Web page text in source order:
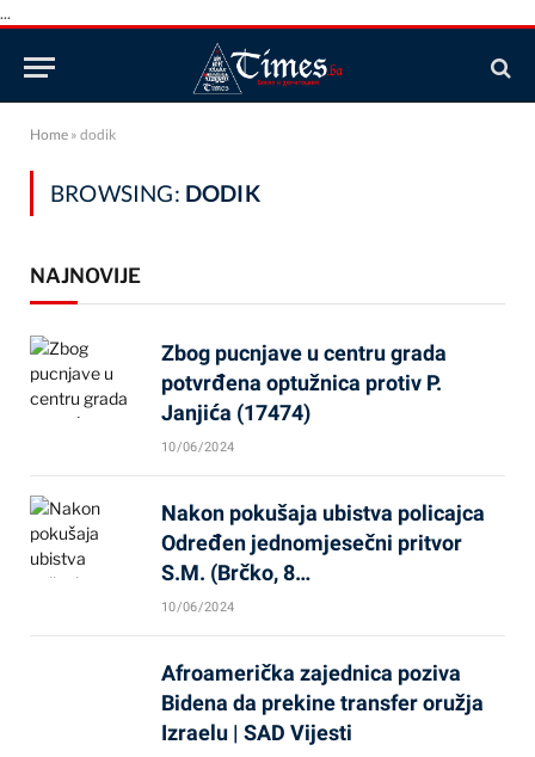
...
Home » dodik
BROWSING: DODIK
NAJNOVIJE
Zbog pucnjave u centru grada
potvrđena optužnica protiv P.
Janjića (17474)
10/06/2024
Nakon pokušaja ubistva policajca
Određen jednomjesečni pritvor
S.M. (Brčko, 8…
10/06/2024
Afroamerička zajednica poziva
Bidena da prekine transfer oružja
Izraelu | SAD Vijesti